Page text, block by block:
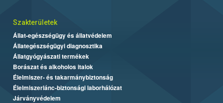
Szakterületek
Állat-egészségügy és állatvédelem
Állategészségügyi diagnosztika
Állatgyógyászati termékek
Borászat és alkoholos italok
Élelmiszer- és takarmánybiztonság
Élelmiszerlánc-biztonsági laborhálózat
Járványvédelem